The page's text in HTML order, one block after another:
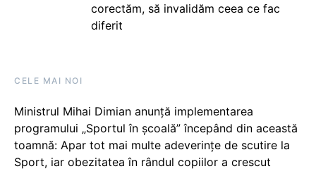
corectăm, să invalidăm ceea ce fac
diferit
CELE MAI NOI
Ministrul Mihai Dimian anunță implementarea
programului „Sportul în școală” începând din această
toamnă: Apar tot mai multe adeverințe de scutire la
Sport, iar obezitatea în rândul copiilor a crescut